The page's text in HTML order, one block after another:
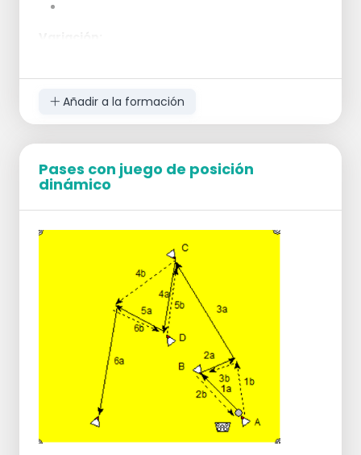
de tiempo y permite cambios más rápidos
al otro lado.
Añadir a la formación
Pases con juego de posición
dinámico